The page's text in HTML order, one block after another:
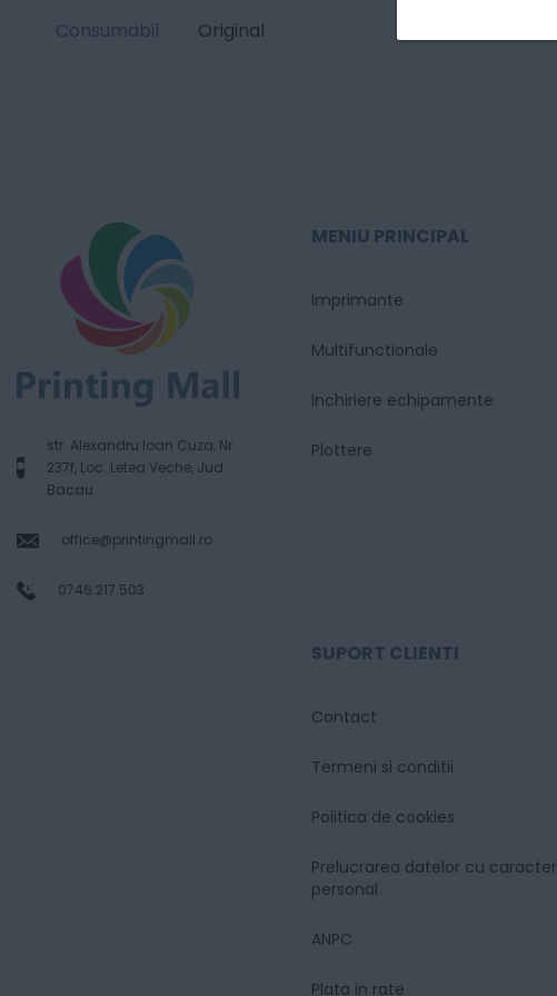
Consumabil
Original
str. Alexandru Ioan Cuza, Nr.
237f, Loc. Letea Veche, Jud.
Bacau
office@printingmall.ro
0746.217.503
MENIU PRINCIPAL
Imprimante
Multifunctionale
Inchiriere echipamente
Plottere
SUPORT CLIENTI
Contact
Termeni si conditii
Politica de cookies
Prelucrarea datelor cu caracter
personal
ANPC
Plata in rate